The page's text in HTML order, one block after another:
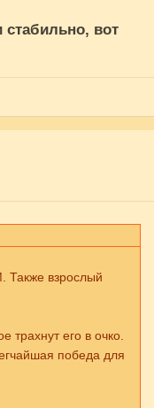
вот
Также взрослый
трахнут его в очко.
победа для